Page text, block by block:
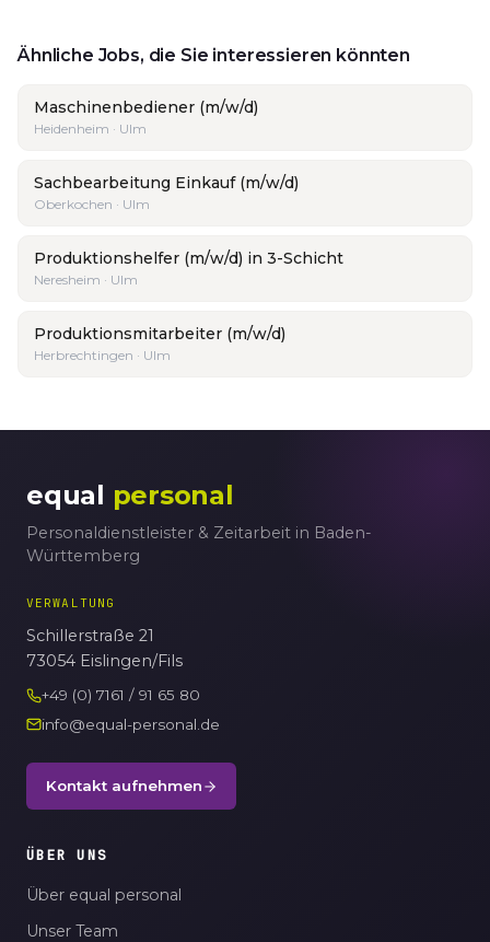
Ähnliche Jobs, die Sie interessieren könnten
Maschinenbediener (m/w/d)
Heidenheim · Ulm
Sachbearbeitung Einkauf (m/w/d)
Oberkochen · Ulm
Produktionshelfer (m/w/d) in 3-Schicht
Neresheim · Ulm
Produktionsmitarbeiter (m/w/d)
Herbrechtingen · Ulm
equal personal
Personaldienstleister & Zeitarbeit in Baden-
Württemberg
VERWALTUNG
Schillerstraße 21
73054 Eislingen/Fils
+49 (0) 7161 / 91 65 80
info@equal-personal.de
Kontakt aufnehmen
ÜBER UNS
Über equal personal
Unser Team